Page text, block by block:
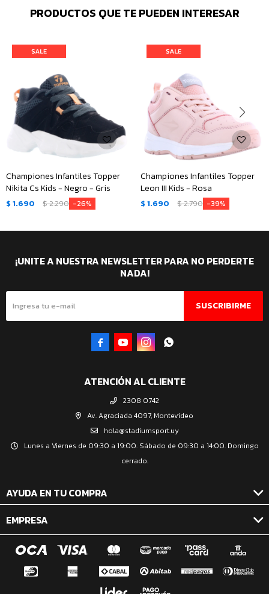
PRODUCTOS QUE TE PUEDEN INTERESAR
Championes Infantiles Topper
Nikita Cs Kids - Negro - Gris
$ 1.690 $2.290 26
Championes Infantiles Topper
Leon III Kids - Rosa
$ 1.690 $2.790 39
ATENCIÓN AL CLIENTE
2308 0742
Av. Agraciada 4097, Montevideo
hola@stadiumsport.uy
Lunes a Viernes de 09:30 a 19:00. Sábado de 09:30 a 14:00. Domingo
cerrado.
AYUDA EN TU COMPRA
EMPRESA
¡UNITE A NUESTRA NEWSLETTER PARA NO PERDERTE
NADA!
SUSCRIBIRME
   